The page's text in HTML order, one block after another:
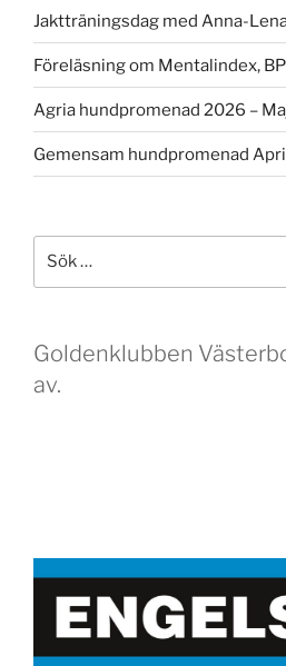
Jaktträningsdag med Anna-
Föreläsning om Mentalindex,
Agria hundpromenad 2026 –
Gemensam hundpromenad
efter:
Goldenklubben
av.